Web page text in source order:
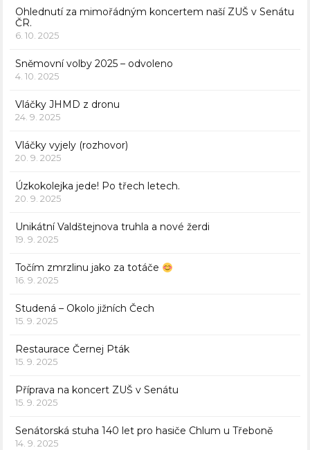
Ohlednutí za mimořádným koncertem naší ZUŠ v Senátu
ČR.
6. 10. 2025
Sněmovní volby 2025 – odvoleno
4. 10. 2025
Vláčky JHMD z dronu
24. 9. 2025
Vláčky vyjely (rozhovor)
20. 9. 2025
Úzkokolejka jede! Po třech letech.
20. 9. 2025
Unikátní Valdštejnova truhla a nové žerdi
19. 9. 2025
Točím zmrzlinu jako za totáče
16. 9. 2025
Studená – Okolo jižních Čech
15. 9. 2025
Restaurace Černej Pták
15. 9. 2025
Příprava na koncert ZUŠ v Senátu
15. 9. 2025
Senátorská stuha 140 let pro hasiče Chlum u Třeboně
14. 9. 2025